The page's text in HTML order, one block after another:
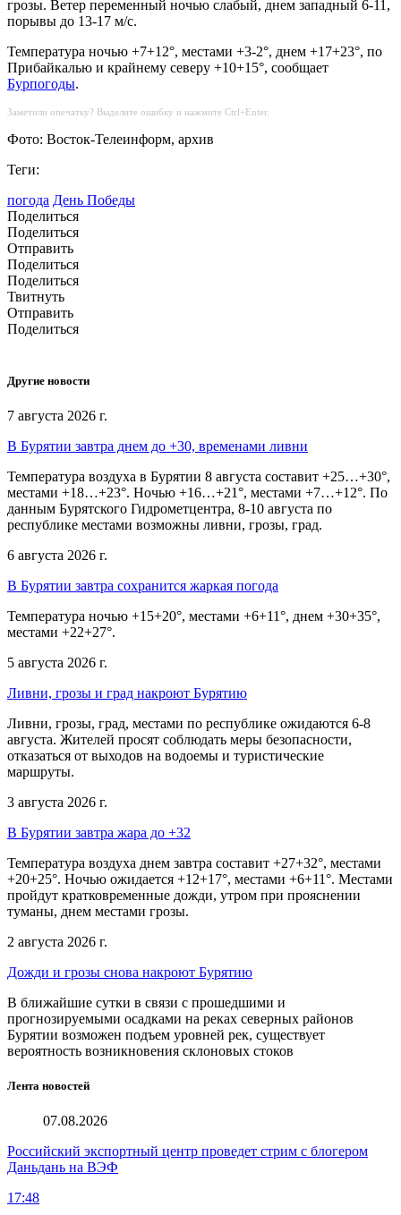
грозы. Ветер переменный ночью слабый, днем западный 6-11,
порывы до 13-17 м/с.
Температура ночью +7+12°, местами +3-2°, днем +17+23°, по
Прибайкалью и крайнему северу +10+15°, сообщает
Бурпогоды.
Заметили опечатку? Выделите ошибку и нажмите Ctrl+Enter.
Фото: Восток-Телеинформ, архив
Теги:
погода День Победы
Поделиться
Поделиться
Отправить
Поделиться
Поделиться
Твитнуть
Отправить
Поделиться
Другие новости
7 августа 2026 г.
В Бурятии завтра днем до +30, временами ливни
Температура воздуха в Бурятии 8 августа составит +25…+30°,
местами +18…+23°. Ночью +16…+21°, местами +7…+12°. По
данным Бурятского Гидрометцентра, 8-10 августа по
республике местами возможны ливни, грозы, град.
6 августа 2026 г.
В Бурятии завтра сохранится жаркая погода
Температура ночью +15+20°, местами +6+11°, днем +30+35°,
местами +22+27°.
5 августа 2026 г.
Ливни, грозы и град накроют Бурятию
Ливни, грозы, град, местами по республике ожидаются 6-8
августа. Жителей просят соблюдать меры безопасности,
отказаться от выходов на водоемы и туристические
маршруты.
3 августа 2026 г.
В Бурятии завтра жара до +32
Температура воздуха днем завтра составит +27+32°, местами
+20+25°. Ночью ожидается +12+17°, местами +6+11°. Местами
пройдут кратковременные дожди, утром при прояснении
туманы, днем местами грозы.
2 августа 2026 г.
Дожди и грозы снова накроют Бурятию
В ближайшие сутки в связи с прошедшими и
прогнозируемыми осадками на реках северных районов
Бурятии возможен подъем уровней рек, существует
вероятность возникновения склоновых стоков
Лента новостей
07.08.2026
Российский экспортный центр проведет стрим с блогером
Даньдань на ВЭФ
17:48